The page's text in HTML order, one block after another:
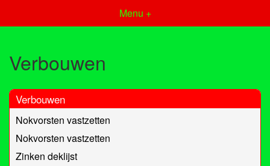
Menu +
Verbouwen
Verbouwen
Nokvorsten vastzetten
Nokvorsten vastzetten
Zinken deklijst